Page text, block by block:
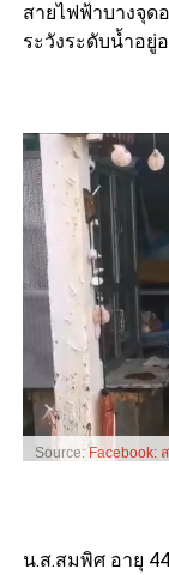
สายไฟฟ้าบางจุด
ระวังระดับน้ำอยู่
Source: Facebook:
น.ส.สมพิศ อายุ